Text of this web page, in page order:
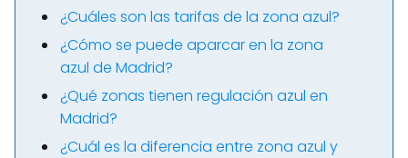
¿Cuáles son las tarifas de la zona azul?
¿Cómo se puede aparcar en la zona
azul de Madrid?
¿Qué zonas tienen regulación azul en
Madrid?
¿Cuál es la diferencia entre zona azul y